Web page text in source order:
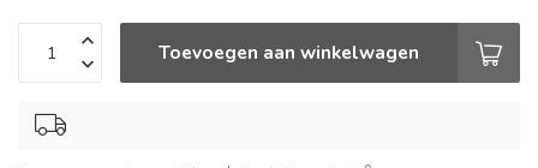
Toevoegen aan winkelwagen